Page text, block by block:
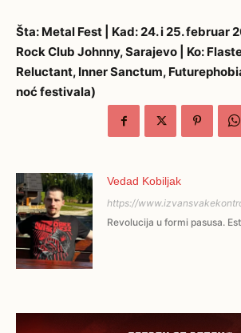
Šta: Metal Fest | Kad: 24. i 25. februar
Rock Club Johnny, Sarajevo | Ko:
Reluctant, Inner Sanctum,
noć festivala)
Vedad Kobiljak
https://
Revolucija u formi pasusa.